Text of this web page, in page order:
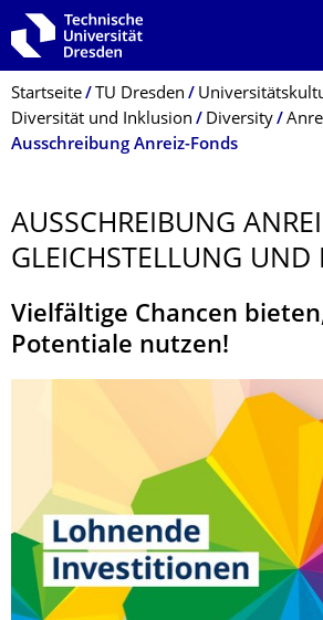
Zur Hauptnavigation springen
Zur Suche springen
Zum Inhalt springen
Breadcrumb-Menü
Startseite TU Dresden
Diversität und Inklusion
Diversity
Ausschreibung Anreiz-Fonds
AUSSCHREIBUNG
GLEICHSTELLUNG UND
Vielfältige Chancen
Potentiale nutzen!